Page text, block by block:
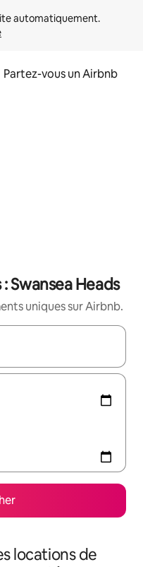
Partez-vous un Airbnb
Swansea Heads
uniques sur Airbnb.
parcourez-les en utilisant
locations de